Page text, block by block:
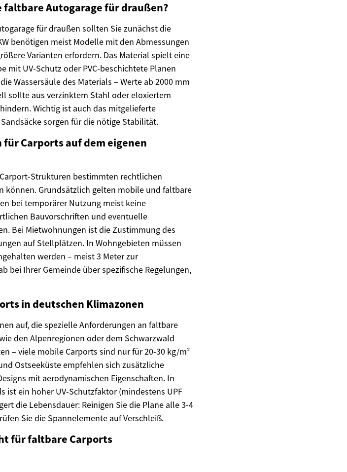
Autogarage für draußen?
für draußen sollten Sie zunächst die
benötigen meist Modelle mit den Abmessungen
Varianten erfordern. Das Material spielt eine
mit UV-Schutz oder PVC-beschichtete Planen
Wassersäule des Materials – Werte ab 2000 mm
sollte aus verzinktem Stahl oder eloxiertem
Wichtig ist auch das mitgelieferte
sorgen für die nötige Stabilität.
Carports auf dem eigenen
Strukturen bestimmten rechtlichen
können. Grundsätzlich gelten mobile und faltbare
bei temporärer Nutzung meist keine
Bauvorschriften und eventuelle
Bei Mietwohnungen ist die Zustimmung des
auf Stellplätzen. In Wohngebieten müssen
werden – meist 3 Meter zur
bei Ihrer Gemeinde über spezifische Regelungen,
in deutschen Klimazonen
auf, die spezielle Anforderungen an faltbare
den Alpenregionen oder dem Schwarzwald
– viele mobile Carports sind nur für 20-30 kg/m²
Ostseeküste empfehlen sich zusätzliche
mit aerodynamischen Eigenschaften. In
ist ein hoher UV-Schutzfaktor (mindestens UPF
die Lebensdauer: Reinigen Sie die Plane alle 3-4
Sie die Spannelemente auf Verschleiß.
für faltbare Carports